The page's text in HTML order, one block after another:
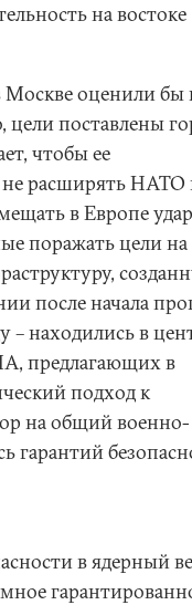
на востоке
Москве оценили бы
цели поставлены
чтобы ее
не расширять НАТО
в Европе
поражать цели на
после начала
– находились в
предлагающих в
подход к
на общий военно-
гарантий
в ядерный